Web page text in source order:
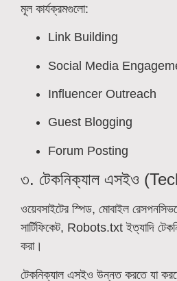
মূল কার্যক্রমগুলো:
Link Building
Social Media
Influencer Outreach
Guest Blogging
Forum Posting
৩. টেকনিক্যাল এসইও
ওয়েবসাইটের স্পিড, মোবাইল
সার্টিফিকেট, Robots.txt ইত্যাদি
করা।
টেকনিক্যাল এসইও উন্নত করতে যা